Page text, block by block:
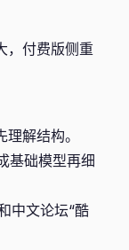
，付费版侧重
解结构。
基础模型再细
中文论坛“酷